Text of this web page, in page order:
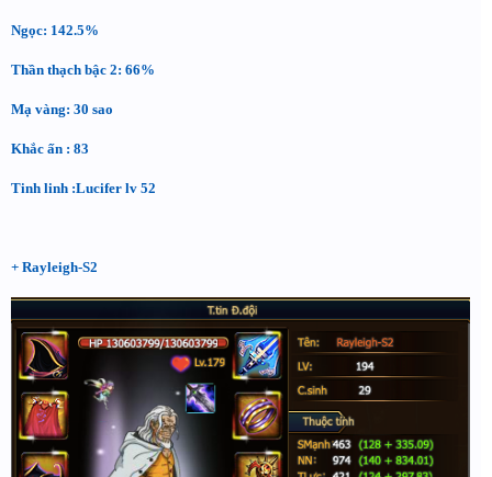
Ngọc: 142.5%
Thần thạch bậc 2: 66%
Mạ vàng: 30 sao
Khắc ấn : 83
Tinh linh :Lucifer lv 52
+ Rayleigh-S2